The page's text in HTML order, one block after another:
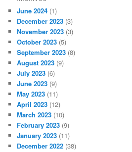
June 2024 (1)
December 2023 (3)
November 2023 (3)
October 2023 (5)
September 2023 (8)
August 2023 (9)
July 2023 (6)
June 2023 (9)
May 2023 (11)
April 2023 (12)
March 2023 (10)
February 2023 (9)
January 2023 (11)
December 2022 (38)